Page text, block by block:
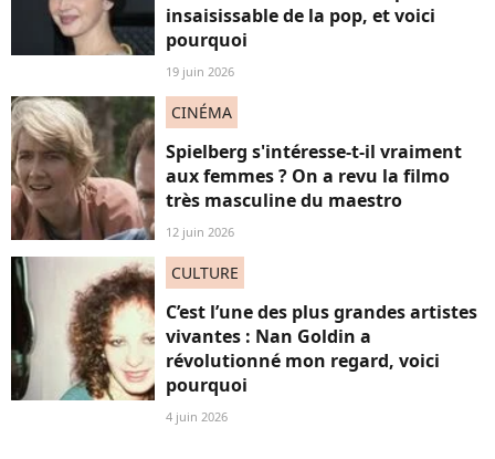
insaisissable de la pop, et voici
pourquoi
19 juin 2026
CINÉMA
Spielberg s'intéresse-t-il vraiment
aux femmes ? On a revu la filmo
très masculine du maestro
12 juin 2026
CULTURE
C’est l’une des plus grandes artistes
vivantes : Nan Goldin a
révolutionné mon regard, voici
pourquoi
4 juin 2026